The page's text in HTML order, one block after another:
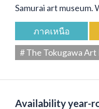
Samurai art
ภาคเหนือ
# The Tokugawa
Availability year-